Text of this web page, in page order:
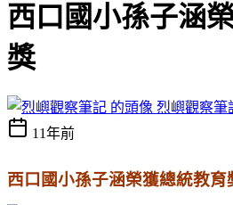
西口國小孫子涵
獎
烈嶼觀察筆
11年前
西口國小孫子涵榮獲總統教育